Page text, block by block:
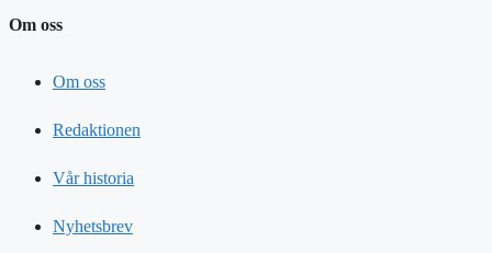
Om oss
Om oss
Redaktionen
Vår historia
Nyhetsbrev